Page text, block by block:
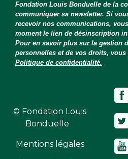
Fondation Louis Bonduelle de la
communiquer sa newsletter. Si
recevoir nos communications,
moment le lien de désinscription
Pour en savoir plus sur la gestion
personnelles et de vos droits,
Politique de confidentialité.
© Fondation Louis
Bonduelle
Mentions légales